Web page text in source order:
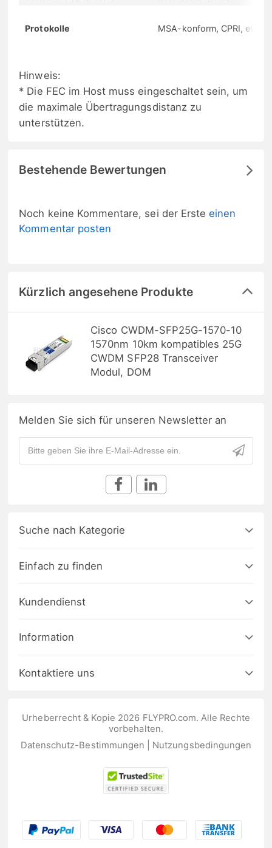
Protokolle MSA-konform, CPRI, eCPRI
Hinweis:
* Die FEC im Host muss eingeschaltet sein, um
die maximale Übertragungsdistanz zu
unterstützen.
Bestehende Bewertungen
Noch keine Kommentare, sei der Ersteeinen
Kommentar posten
Kürzlich angesehene Produkte
Cisco CWDM-SFP25G-1570-10
1570nm 10km kompatibles 25G
CWDM SFP28 Transceiver
Modul, DOM
Melden Sie sich für unseren Newsletter an
Suche nach Kategorie
Einfach zu finden
Kundendienst
Information
Kontaktiere uns
Urheberrecht & Kopie 2026 FLYPRO.com. Alle Rechte
vorbehalten.
Datenschutz-Bestimmungen
Nutzungsbedingungen